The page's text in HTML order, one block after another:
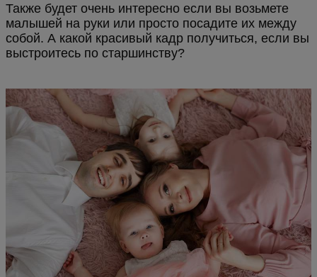
Также будет очень интересно если вы возьмете
малышей на руки или просто посадите их между
собой. А какой красивый кадр получиться, если вы
выстроитесь по старшинству?